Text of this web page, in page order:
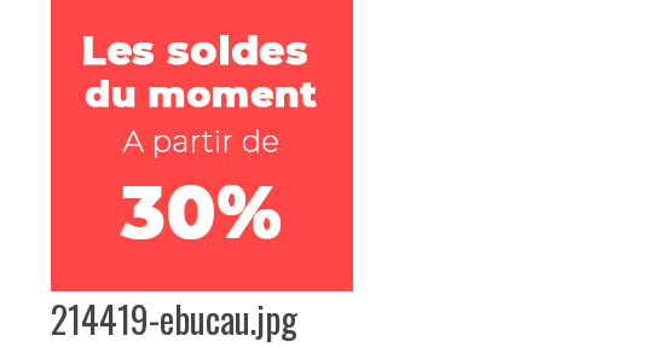
214419-ebucau.jpg